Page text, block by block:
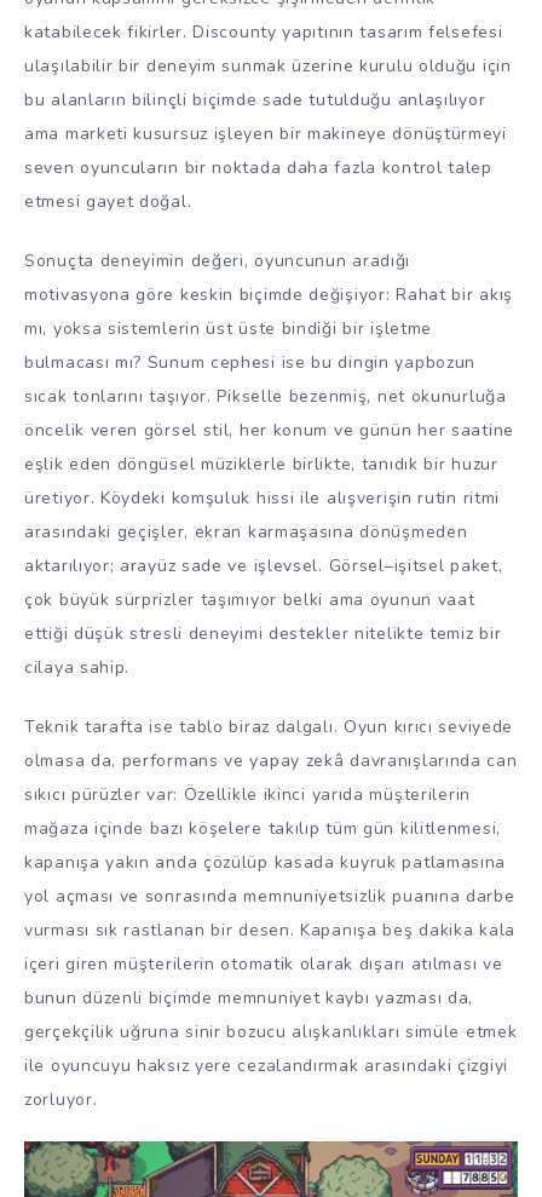
katabilecek fikirler. Discounty yapıtının tasarım felsefesi
ulaşılabilir bir deneyim sunmak üzerine kurulu olduğu için
bu alanların bilinçli biçimde sade tutulduğu anlaşılıyor
ama marketi kusursuz işleyen bir makineye dönüştürmeyi
seven oyuncuların bir noktada daha fazla kontrol talep
etmesi gayet doğal.
Sonuçta deneyimin değeri, oyuncunun aradığı
motivasyona göre keskin biçimde değişiyor: Rahat bir akış
mı, yoksa sistemlerin üst üste bindiği bir işletme
bulmacası mı? Sunum cephesi ise bu dingin yapbozun
sıcak tonlarını taşıyor. Pikselle bezenmiş, net okunurluğa
öncelik veren görsel stil, her konum ve günün her saatine
eşlik eden döngüsel müziklerle birlikte, tanıdık bir huzur
üretiyor. Köydeki komşuluk hissi ile alışverişin rutin ritmi
arasındaki geçişler, ekran karmaşasına dönüşmeden
aktarılıyor; arayüz sade ve işlevsel. Görsel–işitsel paket,
çok büyük sürprizler taşımıyor belki ama oyunun vaat
ettiği düşük stresli deneyimi destekler nitelikte temiz bir
cilaya sahip.
Teknik tarafta ise tablo biraz dalgalı. Oyun kırıcı seviyede
olmasa da, performans ve yapay zekâ davranışlarında can
sıkıcı pürüzler var: Özellikle ikinci yarıda müşterilerin
mağaza içinde bazı köşelere takılıp tüm gün kilitlenmesi,
kapanışa yakın anda çözülüp kasada kuyruk patlamasına
yol açması ve sonrasında memnuniyetsizlik puanına darbe
vurması sık rastlanan bir desen. Kapanışa beş dakika kala
içeri giren müşterilerin otomatik olarak dışarı atılması ve
bunun düzenli biçimde memnuniyet kaybı yazması da,
gerçekçilik uğruna sinir bozucu alışkanlıkları simüle etmek
ile oyuncuyu haksız yere cezalandırmak arasındaki çizgiyi
zorluyor.